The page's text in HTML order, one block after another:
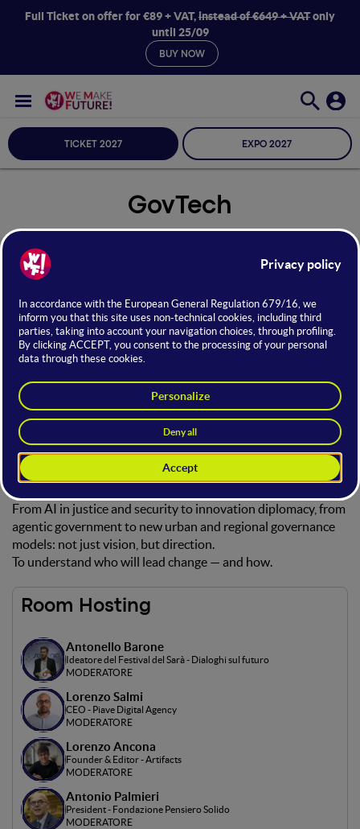
Full Ticket on offer for €89 + VAT,instead of €649 + VATonly
until 25/09
BUY NOW
TICKET 2027 EXPO 2027
GovTech
Seleziona Sala
GovTech
The stage where power dynamics are redefined in the age of
AI.
From new forms of democracy to geopolitical shifts, from the
future of work to next-generation cities, this stage brings
together institutions, policymakers, companies, and research
leaders to explore how technology and AI are reshaping
From AI in justice and security to innovation diplomacy, from
agentic government to new urban and regional governance
models: not just vision, but direction.
To understand who will lead change — and how.
Room Hosting
Antonello Barone
Ideatore del Festival del Sarà - Dialoghi sul futuro
MODERATORE
Lorenzo Salmi
CEO - Piave Digital Agency
MODERATORE
Lorenzo Ancona
Founder & Editor - Artifacts
MODERATORE
Antonio Palmieri
President - Fondazione Pensiero Solido
MODERATORE